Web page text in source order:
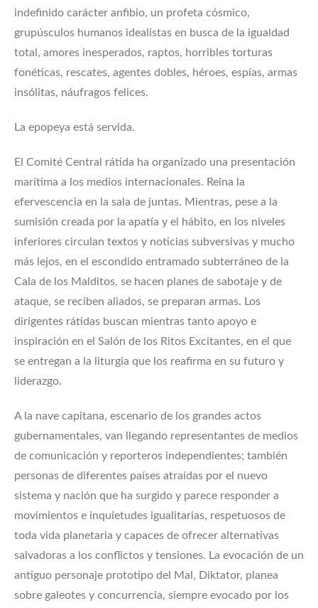
indefinido carácter anfibio, un profeta cósmico,
grupúsculos humanos idealistas en busca de la igualdad
total, amores inesperados, raptos, horribles torturas
fonéticas, rescates, agentes dobles, héroes, espías, armas
insólitas, náufragos felices.
La epopeya está servida.
El Comité Central rátida ha organizado una presentación
marítima a los medios internacionales. Reina la
efervescencia en la sala de juntas. Mientras, pese a la
sumisión creada por la apatía y el hábito, en los niveles
inferiores circulan textos y noticias subversivas y mucho
más lejos, en el escondido entramado subterráneo de la
Cala de los Malditos, se hacen planes de sabotaje y de
ataque, se reciben aliados, se preparan armas. Los
dirigentes rátidas buscan mientras tanto apoyo e
inspiración en el Salón de los Ritos Excitantes, en el que
se entregan a la liturgia que los reafirma en su futuro y
liderazgo.
A la nave capitana, escenario de los grandes actos
gubernamentales, van llegando representantes de medios
de comunicación y reporteros independientes; también
personas de diferentes países atraídas por el nuevo
sistema y nación que ha surgido y parece responder a
movimientos e inquietudes igualitarias, respetuosos de
toda vida planetaria y capaces de ofrecer alternativas
salvadoras a los conflictos y tensiones. La evocación de un
antiguo personaje prototipo del Mal, Diktator, planea
sobre galeotes y concurrencia, siempre evocado por los